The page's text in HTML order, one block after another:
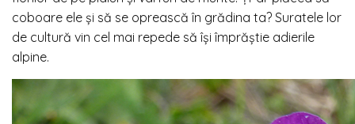
coboare ele şi să se oprească în grădina ta? Suratele lor
de cultură vin cel mai repede să îşi împrăştie adierile
alpine.